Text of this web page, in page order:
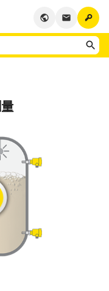
key
email
public